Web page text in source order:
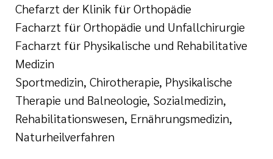
Chefarzt der Klinik für Orthopädie
Facharzt für Orthopädie und Unfallchirurgie
Facharzt für Physikalische und Rehabilitative
Medizin
Sportmedizin, Chirotherapie, Physikalische
Therapie und Balneologie, Sozialmedizin,
Rehabilitationswesen, Ernährungsmedizin,
Naturheilverfahren